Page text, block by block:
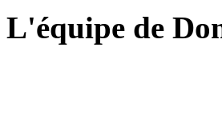
L'équipe de